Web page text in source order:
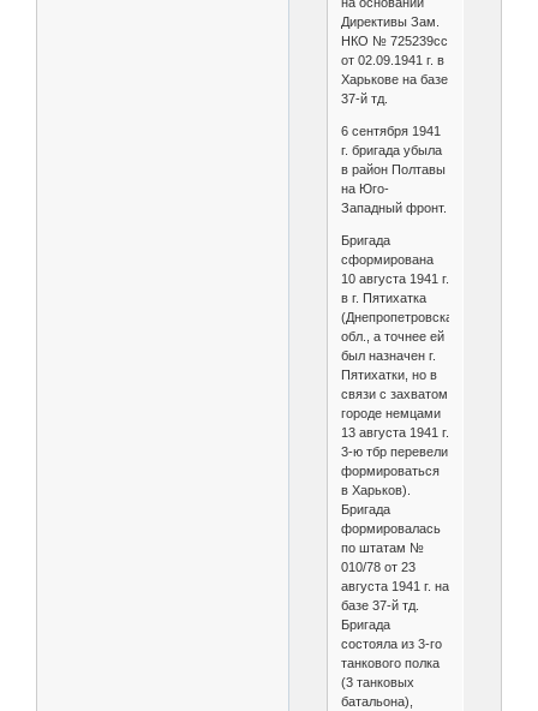
Директивы Зам.
НКО № 725239сс
от 02.09.1941 г. в
Харькове на базе
37-й тд.
6 сентября 1941
г. бригада убыла
в район Полтавы
на Юго-
Западный фронт.
Бригада
сформирована
10 августа 1941 г.
в г. Пятихатка
(Днепропетровская
обл., а точнее ей
был назначен г.
Пятихатки, но в
связи с захватом
городе немцами
13 августа 1941 г.
3-ю тбр перевели
формироваться
в Харьков).
Бригада
формировалась
по штатам №
010/78 от 23
августа 1941 г. на
базе 37-й тд.
Бригада
состояла из 3-го
танкового полка
(3 танковых
батальона),